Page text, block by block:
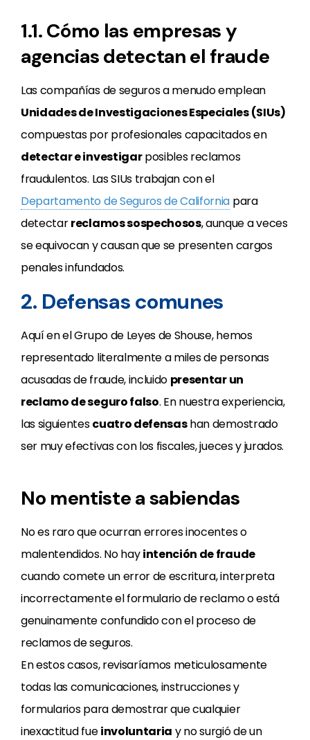
1.1. Cómo las empresas y
agencias detectan el fraude
Las compañías de seguros a menudo emplean
Unidades de Investigaciones Especiales (SIUs)
compuestas por profesionales capacitados en
detectar e investigarposibles reclamos
fraudulentos. Las SIUs trabajan con el
Departamento de Seguros de California para
detectarreclamos sospechosos, aunque a veces
se equivocan y causan que se presenten cargos
penales infundados.
2. Defensas comunes
Aquí en el Grupo de Leyes de Shouse, hemos
representado literalmente a miles de personas
acusadas de fraude, incluido presentar un
reclamo de seguro falso. En nuestra experiencia,
las siguientescuatro defensashan demostrado
ser muy efectivas con los fiscales, jueces y jurados.
No mentiste a sabiendas
No es raro que ocurran errores inocentes o
malentendidos. No hayintención de fraude
cuando comete un error de escritura, interpreta
incorrectamente el formulario de reclamo o está
genuinamente confundido con el proceso de
reclamos de seguros.
En estos casos, revisaríamos meticulosamente
todas las comunicaciones, instrucciones y
formularios para demostrar que cualquier
inexactitud fueinvoluntaria y no surgió de un